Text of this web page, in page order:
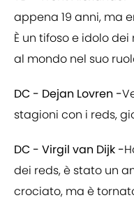
appena 19 anni, ma
È un tifoso e idolo
al mondo nel suo
DC - Dejan Lovren -
stagioni con i reds,
DC - Virgil van Dijk -
dei reds, è stato un
crociato, ma è